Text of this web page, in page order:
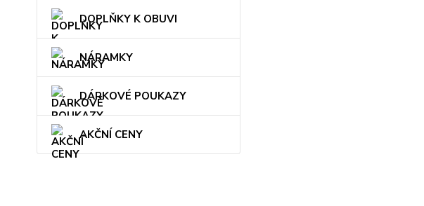
DOPLŇKY K OBUVI
NÁRAMKY
DÁRKOVÉ POUKAZY
AKČNÍ CENY